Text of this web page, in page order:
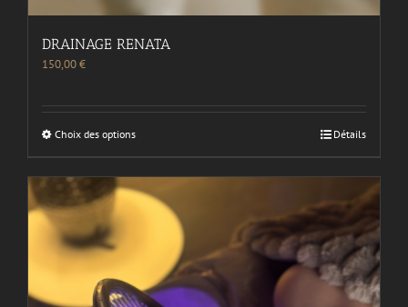
DRAINAGE RENATA
150,00€
Choix des options Détails